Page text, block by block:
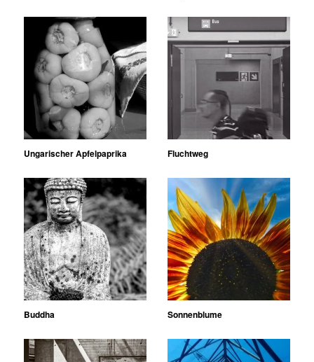
Ungarischer Apfelpaprika Fluchtweg
Buddha Sonnenblume